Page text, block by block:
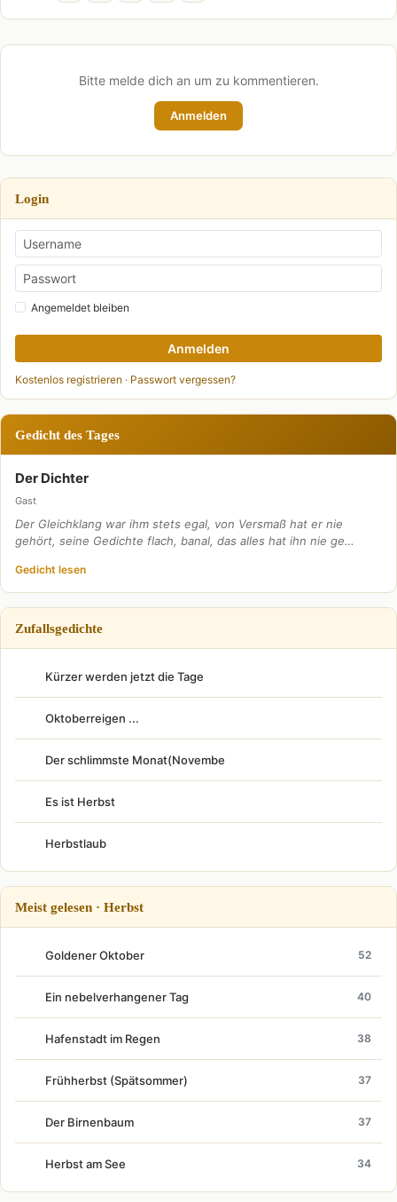
Bitte melde dich an um zu kommentieren.
Anmelden
Login
Angemeldet bleiben
Anmelden
Kostenlos registrieren · Passwort vergessen?
Gedicht des Tages
Der Dichter
Gast
Der Gleichklang war ihm stets egal, von Versmaß hat er nie
gehört, seine Gedichte flach, banal, das alles hat ihn nie ge…
Gedicht lesen
Zufallsgedichte
Kürzer werden jetzt die Tage
Oktoberreigen ...
Der schlimmste Monat(Novembe
Es ist Herbst
Herbstlaub
Meist gelesen · Herbst
Goldener Oktober 52
Ein nebelverhangener Tag 40
Hafenstadt im Regen 38
Frühherbst (Spätsommer) 37
Der Birnenbaum 37
Herbst am See 34